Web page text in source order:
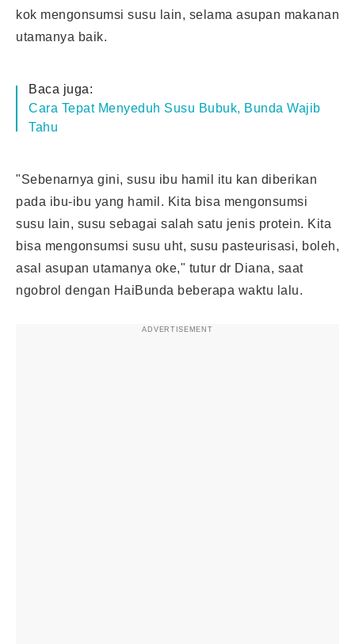
kok mengonsumsi susu lain, selama asupan makanan
utamanya baik.
Baca juga:
Cara Tepat Menyeduh Susu Bubuk, Bunda Wajib
Tahu
"Sebenarnya gini, susu ibu hamil itu kan diberikan
pada ibu-ibu yang hamil. Kita bisa mengonsumsi
susu lain, susu sebagai salah satu jenis protein. Kita
bisa mengonsumsi susu uht, susu pasteurisasi, boleh,
asal asupan utamanya oke," tutur dr Diana, saat
ngobrol dengan HaiBunda beberapa waktu lalu.
ADVERTISEMENT